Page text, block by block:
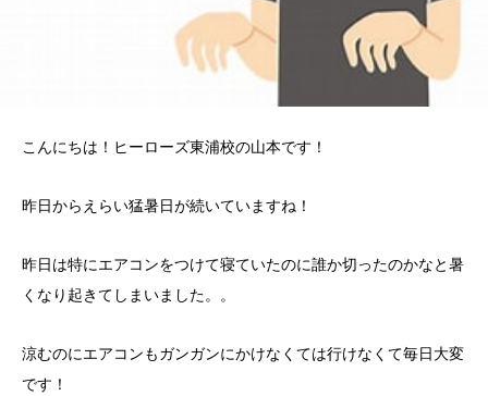
こんにちは！ヒーローズ東浦校の山本です！
昨日からえらい猛暑日が続いていますね！
昨日は特にエアコンをつけて寝ていたのに誰か切ったのかなと暑
くなり起きてしまいました。。
涼むのにエアコンもガンガンにかけなくては行けなくて毎日大変
です！